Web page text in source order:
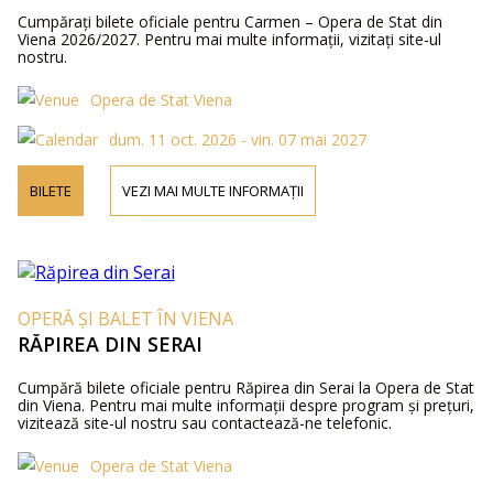
Cumpărați bilete oficiale pentru Carmen – Opera de Stat din
Viena 2026/2027. Pentru mai multe informații, vizitați site-ul
nostru.
Opera de Stat Viena
dum. 11 oct. 2026 - vin. 07 mai 2027
BILETE VEZI MAI MULTE INFORMAȚII
OPERĂ ȘI BALET ÎN VIENA
RĂPIREA DIN SERAI
Cumpără bilete oficiale pentru Răpirea din Serai la Opera de Stat
din Viena. Pentru mai multe informații despre program și prețuri,
vizitează site-ul nostru sau contactează-ne telefonic.
Opera de Stat Viena